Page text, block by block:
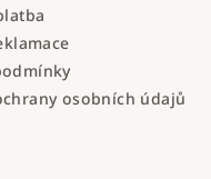
osobních údajů